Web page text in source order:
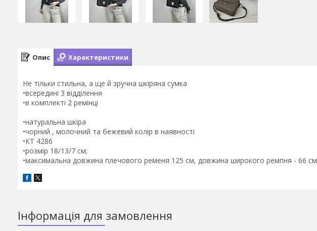
Опис Характеристики
Не тільки стильна, а ще й зручна шкіряна сумка
•всередині 3 відділення
•в комплекті 2 ремінці
•натуральна шкіра
•чорний , молочний та бежевий колір в наявності
•КТ 4286
•розмір 18/13/7 см;
•максимальна довжина плечового ременя 125 см, довжина широкого ремпня - 66 см
Інформація для замовлення